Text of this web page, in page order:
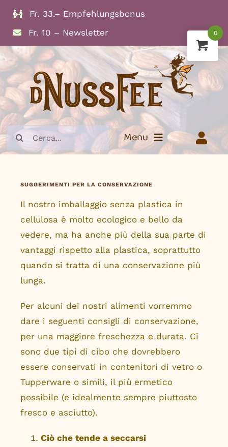
Skip
content
Fr. 33.– Empfehlungsbonus
Fr. 10 – Newsletter
Search
for:
Menu
Noci
Miscele di frutta e noci
Muesli
Non cibo
SUGGERIMENTI PER LA CONSERVAZIONE
Il nostro imballaggio senza plastica in
cellulosa è molto ecologico e bello da
vedere, ma ha anche più della sua parte di
vantaggi rispetto alla plastica, soprattutto
quando si tratta di una conservazione più
lunga.
Per alcuni dei nostri alimenti vorremmo
dare i seguenti consigli di conservazione,
per una maggiore freschezza e durata. Ci
sono due tipi di cibo che dovrebbero
essere conservati in contenitori di vetro o
Tupperware o simili, il più ermetico
possibile (e idealmente sempre piuttosto
fresco e asciutto).
Ciò che tende a seccarsi
0